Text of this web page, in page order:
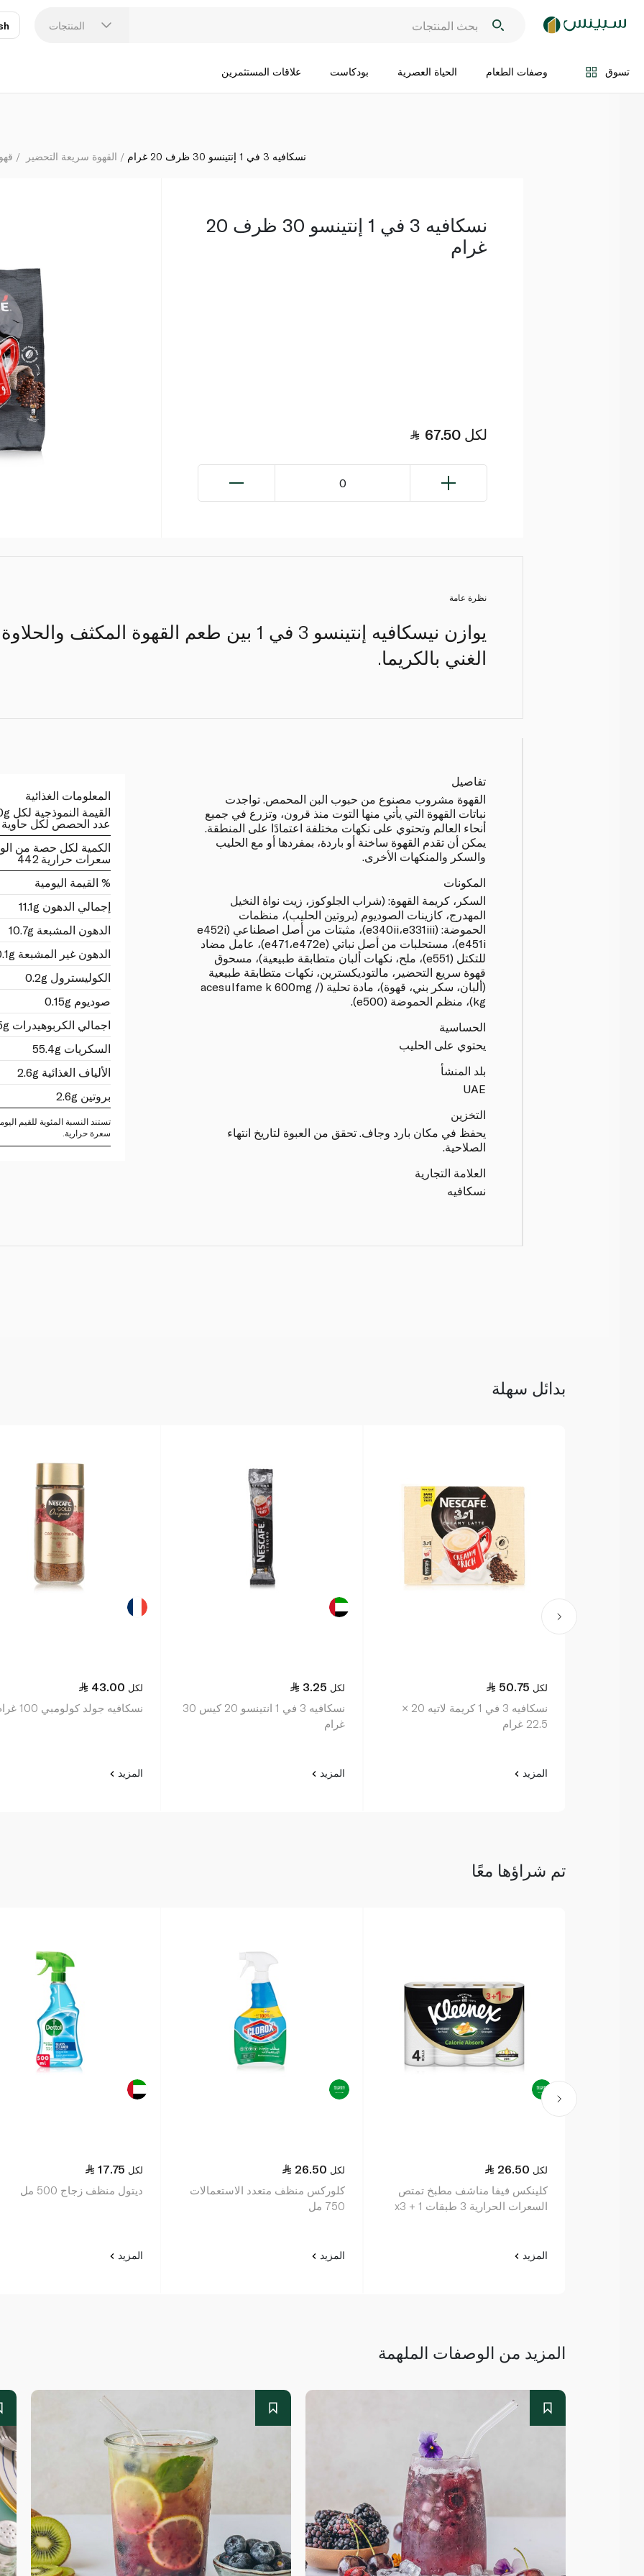
المنتجات
تسوق وصفات الطعام الحياة العصرية بودكاست علاقات المستثمرين
اضف الى السلة
القهوة سريعة التحضير نسكافيه 3 في 1 إنتينسو 30 ظرف 20 غرام
نسكافيه 3 في 1 إنتينسو 30 ظرف 20
غرام
67.50 لكل
0
نظرة عامة
يوازن نيسكافيه إنتينسو 3 في 1 بين طعم القهوة
الغني بالكريما.
تفاصيل
القهوة مشروب مصنوع من حبوب البن المحمص. تواجدت
نباتات القهوة التي يأتي منها التوت منذ قرون، وتزرع في جميع
أنحاء العالم وتحتوي على نكهات مختلفة اعتمادًا على المنطقة.
يمكن أن تقدم القهوة ساخنة أو باردة، بمفردها أو مع الحليب
والسكر والمنكهات الأخرى.
المكونات
السكر، كريمة القهوة: (شراب الجلوكوز، زيت نواة النخيل
المهدرج، كازينات الصوديوم (بروتين الحليب)، منظمات
الحموضة: (e340ii،e331iii)، مثبتات من أصل اصطناعي (e452i
e451i)، مستحلبات من أصل نباتي (e471،e472e)، عامل مضاد
للتكتل (e551)، ملح، نكهات ألبان متطابقة طبيعية)، مسحوق
قهوة سريع التحضير، مالتوديكسترين، نكهات متطابقة طبيعية
(ألبان، سكر بني، قهوة)، مادة تحلية (acesulfame k 600mg /
kg)، منظم الحموضة (e500).
الحساسية
يحتوي على الحليب
بلد المنشأ
UAE
التخزين
يحفظ في مكان بارد وجاف. تحقق من العبوة لتاريخ انتهاء
الصلاحية.
العلامة التجارية
نسكافيه
المعلومات الغذائية
القيمة النموذجية لكل 100g
عدد الحصص لكل حاوية
الكمية لكل حصة من
سعرات حرارية 442
% القيمة اليومية
إجمالي الدهون 11.1g
الدهون المشبعة 10.7g
الدهون غير المشبعة 0.1g
الكوليسترول 0.2g
صوديوم 0.15g
اجمالي الكربوهيدرات 79.5g
السكريات 55.4g
الألياف الغذائية 2.6g
بروتين 2.6g
سعرة حرارية.
بدائل سهلة
50.75 لكل
نسكافيه 3 في 1 كريمة لاتيه 20 ×
22.5 غرام
المزيد
3.25 لكل
نسكافيه 3 في 1 انتينسو 20 كيس 30
غرام
المزيد
43.00 لكل
نسكافيه جولد كولومبي 100 غرام
المزيد
تم شراؤها معًا
26.50 لكل
كلينكس فيفا مناشف مطبخ تمتص
السعرات الحرارية 3 طبقات x3 + 1
المزيد
26.50 لكل
كلوركس منظف متعدد الاستعمالات
750 مل
المزيد
17.75 لكل
ديتول منظف زجاج 500 مل
المزيد
المزيد من الوصفات الملهمة